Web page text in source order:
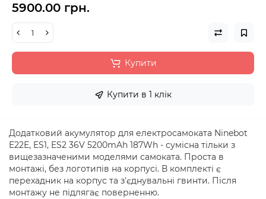
5900.00 грн.
Купити
Купити в 1 клік
Додатковий акумулятор для електросамоката Ninebot
E22E, ES1, ES2 36V 5200mAh 187Wh - сумісна тільки з
вищезазначеними моделями самоката. Проста в
монтажі, без логотипів на корпусі. В комплекті є
перехадник на корпус та з'єднувальні гвинти. Після
монтажу не підлягає поверненню.